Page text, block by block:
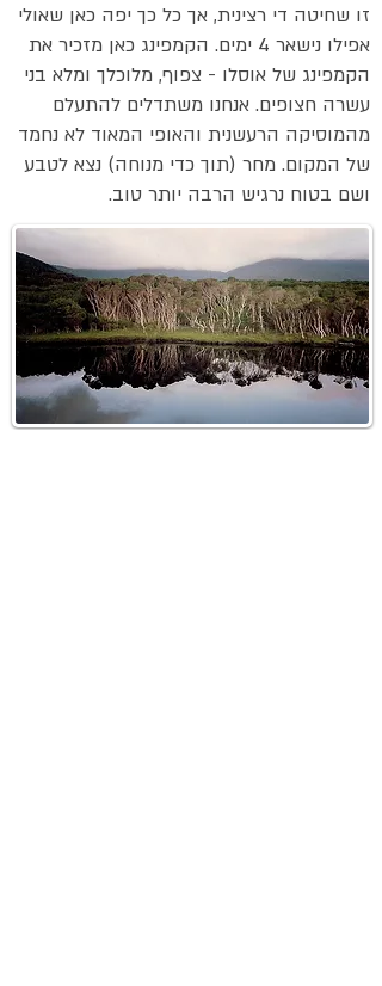
זו שחיטה די רצינית, אך כל כך יפה כאן שאולי
אפילו נישאר 4 ימים. הקמפינג כאן מזכיר את
הקמפינג של אוסלו - צפוף, מלוכלך ומלא בני
עשרה חצופים. אנחנו משתדלים להתעלם
מהמוסיקה הרעשנית והאופי המאוד לא נחמד
של המקום. מחר (תוך כדי מנוחה) נצא לטבע
ושם בטוח נרגיש הרבה יותר טוב.